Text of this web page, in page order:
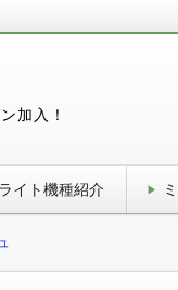
加入！
ライト機種紹介